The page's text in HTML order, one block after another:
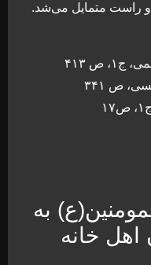
راست متمایل می‌شد.
ص ۴۱۳
ص ۳۴۱
به
اهل خانه